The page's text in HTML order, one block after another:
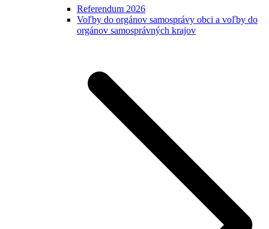
Referendum 2026
Voľby do orgánov samosprávy obci a voľby do
orgánov samosprávných krajov